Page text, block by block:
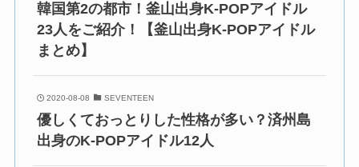
韓国第2の都市！釜山出身K-POPアイドル
23人をご紹介！【釜山出身K-POPアイドル
まとめ】
2020-08-08 SEVENTEEN
優しくておっとりした性格が多い？済州島
出身のK-POPアイドル12人